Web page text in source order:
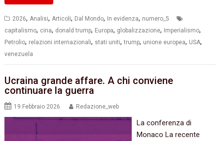
2026, Analisi, Articoli, Dal Mondo, In evidenza, numero_5
capitalismo, cina, donald trump, Europa, globalizzazione, Imperialismo,
Petrolio, relazioni internazionali, stati uniti,trump, unione europea, USA,
venezuela
Ucraina grande affare. A chi conviene
continuare la guerra
19 Febbraio 2026 Redazione_web
La conferenza di
Monaco La recente